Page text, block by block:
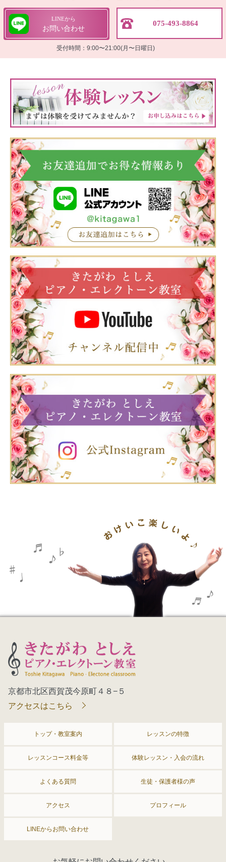
LINEから
お問い合わせ
075-493-8864
受付時間：9:00〜21:00(月〜日曜日)
京都市北区西賀茂今原町４８−５
アクセスはこちら
トップ・教室案内 レッスンの特徴
レッスンコース料金等 体験レッスン・入会の流れ
よくある質問 生徒・保護者様の声
アクセス プロフィール
LINEからお問い合わせ